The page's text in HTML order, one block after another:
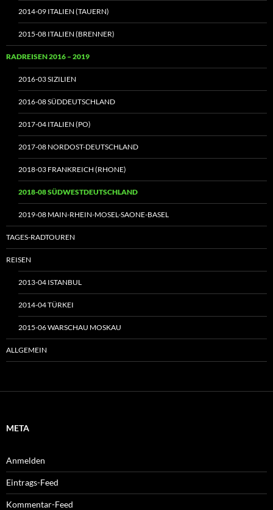
2014-09 ITALIEN (TAUERN)
2015-08 ITALIEN (BRENNER)
RADREISEN 2016 – 2019
2016-03 SIZILIEN
2016-08 SÜDDEUTSCHLAND
2017-04 ITALIEN (PO)
2017-08 NORDOST-DEUTSCHLAND
2018-03 FRANKREICH (RHONE)
2018-08 SÜDWESTDEUTSCHLAND
2019-08 MAIN-RHEIN-MOSEL-SAONE-BASEL
TAGES-RADTOUREN
REISEN
2013-04 ISTANBUL
2014-04 TÜRKEI
2015-06 WARSCHAU MOSKAU
ALLGEMEIN
META
Anmelden
Eintrags-Feed
Kommentar-Feed